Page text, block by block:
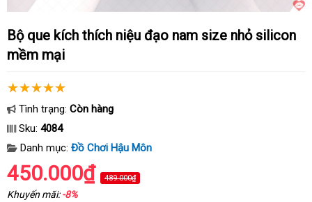
Bộ que kích thích niệu đạo nam size nhỏ silicon
mềm mại
Tình trạng: Còn hàng
Sku: 4084
Danh mục: Đồ Chơi Hậu Môn
450.000₫ 489.000₫
Khuyến mãi:-8%